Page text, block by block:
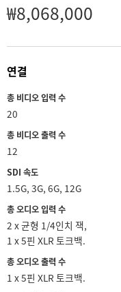
Japan
Malaysia
Norway
Poland
Portugal
Singapore
₩8,068,000
연결
총 비디오 입력 수
20
총 비디오 출력 수
12
SDI 속도
1.5G, 3G, 6G, 12G
총 오디오 입력 수
2 x 균형 1/4인치 잭,
1 x 5핀 XLR 토크백.
총 오디오 출력 수
1 x 5핀 XLR 토크백.